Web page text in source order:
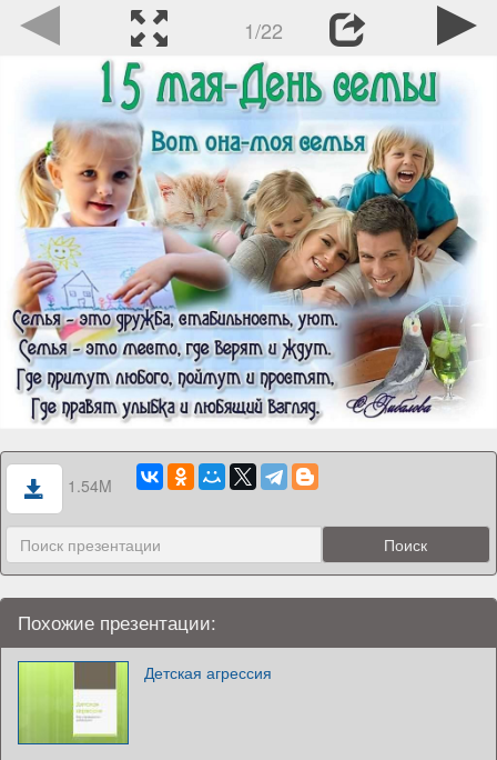
1/22
1.54M
Похожие презентации:
Детская агрессия